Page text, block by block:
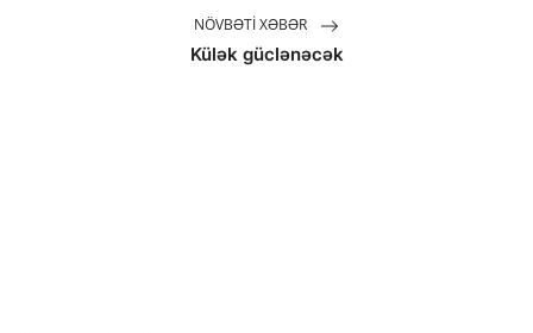
NÖVBƏTI XƏBƏR
Külək güclənəcək